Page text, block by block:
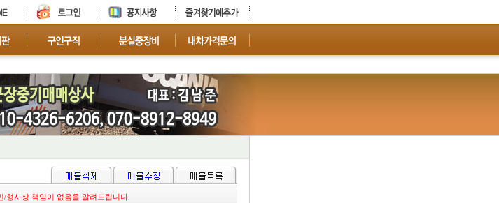
/형사상 책임이 없음을 알려드립니다.